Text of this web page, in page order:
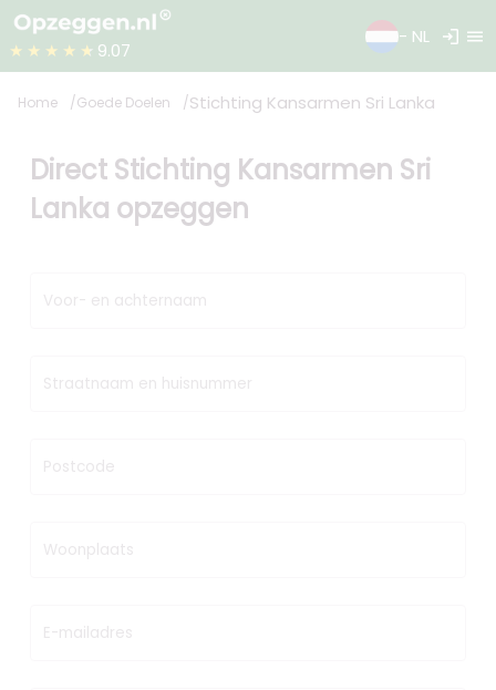
★★★★★ 9.07
- NL login menu
Home Goede Doelen Stichting Kansarmen Sri Lanka
Direct Stichting Kansarmen Sri
Lanka opzeggen
Voor- en achternaam
Straatnaam en huisnummer
Postcode
Woonplaats
E-mailadres